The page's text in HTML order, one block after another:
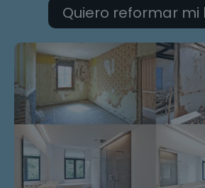
Quiero reformar mi